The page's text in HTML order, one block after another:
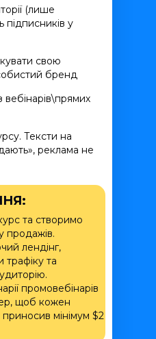
та створимо
продажів.
лендінг,
та
промовебінарів
щоб кожен
мінімум $2
(лише
підписників у
свою
бренд
Тексти на
реклама не